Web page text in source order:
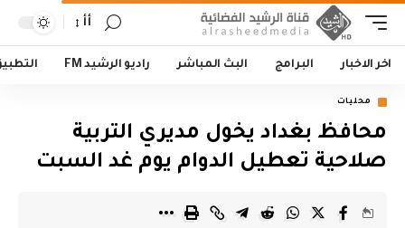
أأ
اخر الاخبار البرامج البث المباشر راديو الرشيد FM
محليات
محافظ بغداد يخول مديري التربية
صلاحية تعطيل الدوام يوم غد السبت